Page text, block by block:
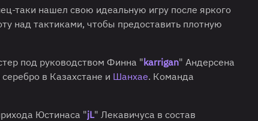
таки нашел свою идеальную игру после яркого
над тактиками, чтобы предоставить плотную
под руководством Финна "karrigan" Андерсена
в Казахстане и Шанхае. Команда
Юстинаса "jL" Лекавичуса в состав